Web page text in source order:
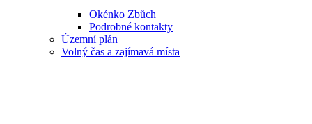
Okénko Zbůch
Podrobné kontakty
Územní plán
Volný čas a zajímavá místa